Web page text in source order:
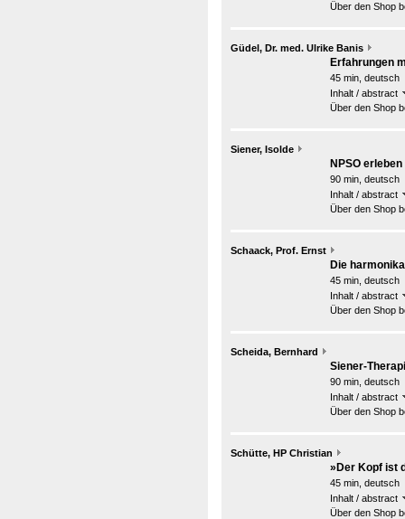
Über den Shop
Güdel, Dr. med. Ulrike Banis
Erfahrungen
45 min, deutsch
Inhalt / abstract
Über den Shop
Siener, Isolde
NPSO erleben
90 min, deutsch
Inhalt / abstract
Über den Shop
Schaack, Prof. Ernst
Die
45 min, deutsch
Inhalt / abstract
Über den Shop
Scheida, Bernhard
Siener-
90 min, deutsch
Inhalt / abstract
Über den Shop
Schütte, HP Christian
»Der Kopf ist
45 min, deutsch
Inhalt / abstract
Über den Shop